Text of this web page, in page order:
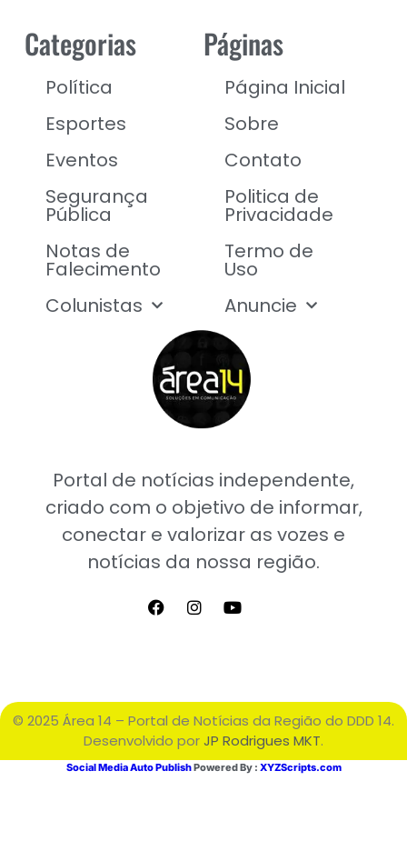
Portal de notícias independente,
criado com o objetivo de informar,
conectar e valorizar as vozes e
notícias da nossa região.
Categorias
Política
Esportes
Eventos
Segurança
Pública
Notas de
Falecimento
Colunistas
Páginas
Página Inicial
Sobre
Contato
Politica de
Privacidade
Termo de
Uso
Anuncie
© 2025 Área 14 – Portal de Notícias da Região do DDD 14.
Desenvolvido porJP Rodrigues MKT.
Social Media Auto PublishPowered By : XYZScripts.com